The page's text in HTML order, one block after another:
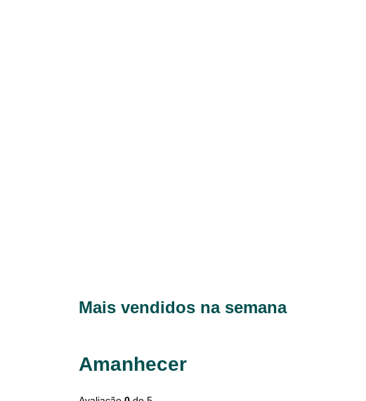
Mais vendidos na semana
Amanhecer